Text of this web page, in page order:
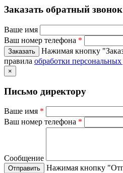
Заказать обратный звонок
Ваше имя
Ваш номер телефона *
Нажимая кнопку
правила обработки
×
Письмо директору
Ваше имя *
Ваш номер телефона *
Сообщение
Нажимая кнопку